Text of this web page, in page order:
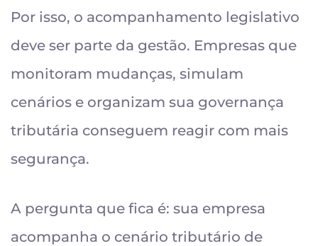
Por isso, o acompanhamento legislativo
deve ser parte da gestão. Empresas que
monitoram mudanças, simulam
cenários e organizam sua governança
tributária conseguem reagir com mais
segurança.
A pergunta que fica é: sua empresa
acompanha o cenário tributário de